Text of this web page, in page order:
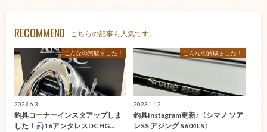
RECOMMEND こちらの記事も人気です。
こんなの買取ました！
2023.6.3
釣具コーナーインスタアップしま
した！
16アンタレスDCHG…
こんなの買取ました！
2023.1.12
釣具Instagram更新♪〈シマノ ソア
レSS アジング S604LS〉